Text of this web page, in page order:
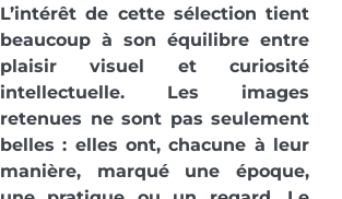
L’intérêt de cette sélection tient
beaucoup à son équilibre entre
plaisir visuel et curiosité
intellectuelle. Les images
retenues ne sont pas seulement
belles : elles ont, chacune à leur
manière, marqué une époque,